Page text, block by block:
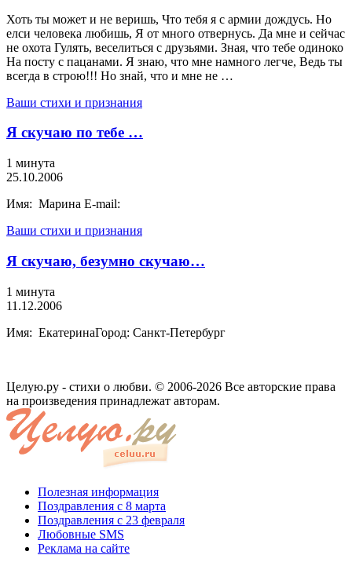
Хоть ты может и не веришь, Что тебя я с армии дождусь. Но
елси человека любишь, Я от много отвернусь. Да мне и сейчас
не охота Гулять, веселиться с друзьями. Зная, что тебе одиноко
На посту с пацанами. Я знаю, что мне намного легче, Ведь ты
всегда в строю!!! Но знай, что и мне не …
Ваши стихи и признания
Я скучаю по тебе …
1 минута
25.10.2006
Имя: Марина E-mail:
Ваши стихи и признания
Я скучаю, безумно скучаю…
1 минута
11.12.2006
Имя: ЕкатеринаГород: Санкт-Петербург
Целую.ру - стихи о любви. © 2006-2026 Все авторские права
на произведения принадлежат авторам.
Полезная информация
Поздравления с 8 марта
Поздравления с 23 февраля
Любовные SMS
Реклама на сайте